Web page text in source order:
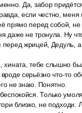
Да, забор
если честно, меня
прямо перед собой, не
даже не тронула. Ну
перед жрицей, Дедуль,
хината, тебе слышно
серьёзно что-то
не знаю. Понятно.
Только
близко, не подходи.